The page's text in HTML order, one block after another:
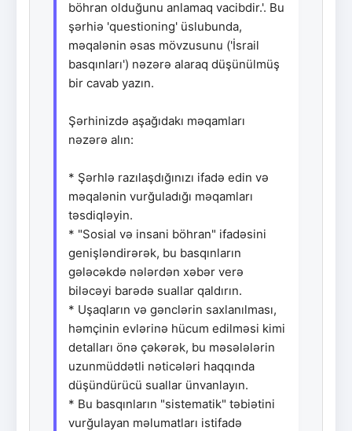
böhran olduğunu anlamaq vacibdir.'. Bu
şərhiə 'questioning' üslubunda,
məqalənin əsas mövzusunu ('İsrail
basqınları') nəzərə alaraq düşünülmüş
bir cavab yazın.
Şərhinizdə aşağıdakı məqamları
nəzərə alın:
* Şərhlə razılaşdığınızı ifadə edin və
məqalənin vurğuladığı məqamları
təsdiqləyin.
* "Sosial və insani böhran" ifadəsini
genişləndirərək, bu basqınların
gələcəkdə nələrdən xəbər verə
biləcəyi barədə suallar qaldırın.
* Uşaqların və gənclərin saxlanılması,
həmçinin evlərinə hücum edilməsi kimi
detalları önə çəkərək, bu məsələlərin
uzunmüddətli nəticələri haqqında
düşündürücü suallar ünvanlayın.
* Bu basqınların "sistematik" təbiətini
vurğulayan məlumatları istifadə